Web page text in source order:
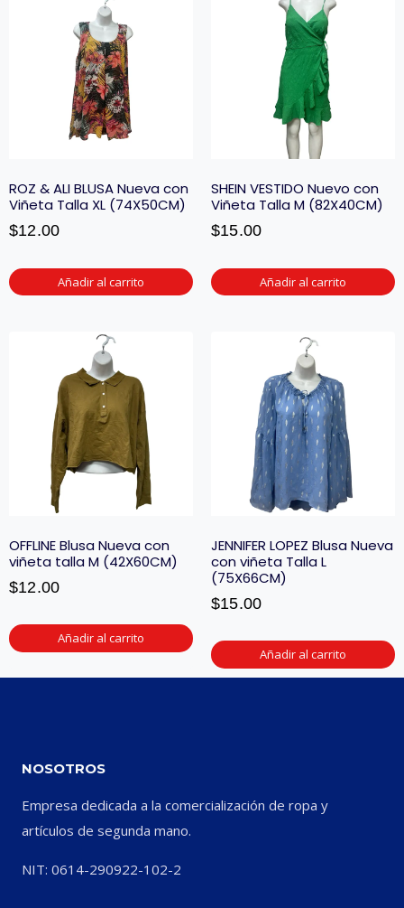
ROZ & ALI BLUSA Nueva con
Viñeta Talla XL (74X50CM)
$12.00
Añadir al carrito
SHEIN VESTIDO Nuevo con
Viñeta Talla M (82X40CM)
$15.00
Añadir al carrito
OFFLINE Blusa Nueva con
viñeta talla M (42X60CM)
$12.00
Añadir al carrito
JENNIFER LOPEZ Blusa Nueva
con viñeta Talla L
(75X66CM)
$15.00
Añadir al carrito
NOSOTROS
Empresa dedicada a la comercialización de ropa y
artículos de segunda mano.
NIT: 0614-290922-102-2